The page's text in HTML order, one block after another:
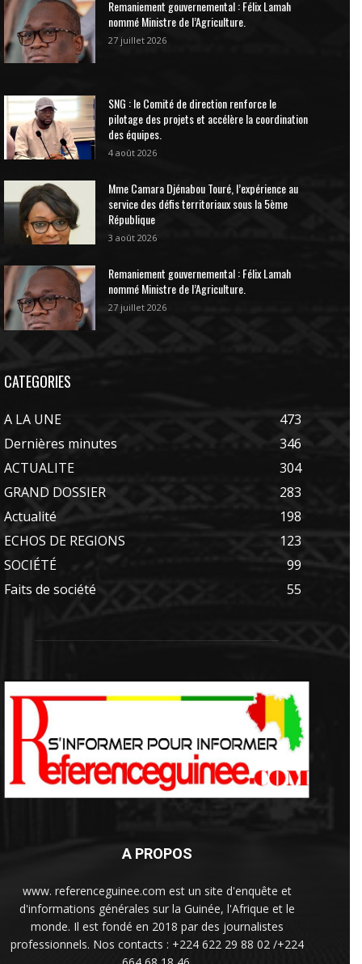
Remaniement gouvernemental : Félix Lamah
nommé Ministre de l’Agriculture.
27 juillet 2026
SNG : le Comité de direction renforce le
pilotage des projets et accélère la coordination
des équipes.
4 août 2026
Mme Camara Djénabou Touré, l’expérience au
service des défis territoriaux sous la 5ème
République
3 août 2026
Remaniement gouvernemental : Félix Lamah
nommé Ministre de l’Agriculture.
27 juillet 2026
CATEGORIES
A LA UNE
473
Dernières minutes
346
ACTUALITE
304
GRAND DOSSIER
283
Actualité
198
ECHOS DE REGIONS
123
SOCIÉTÉ
99
Faits de société
55
A PROPOS
www. referenceguinee.com est un site d'enquête et
d'informations générales sur la Guinée, l'Afrique et le
monde. Il est fondé en 2018 par des journalistes
professionnels. Nos contacts : +224 622 29 88 02 /+224